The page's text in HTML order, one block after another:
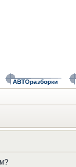
АВТОразборки